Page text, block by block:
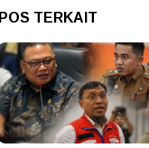
POS TERKAIT